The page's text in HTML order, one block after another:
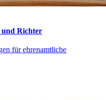
und Richter
für ehrenamtliche